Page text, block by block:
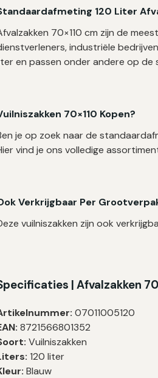
120 Liter
70×110 cm zijn de
industriële
en passen onder andere op
70×110 Kopen?
je op zoek naar de
vind je ons volledige
Verkrijgbaar Per
vuilniszakken zijn ook
| Afvalzakken
07011005120
8721566801352
Vuilniszakken
120 liter
Blauw